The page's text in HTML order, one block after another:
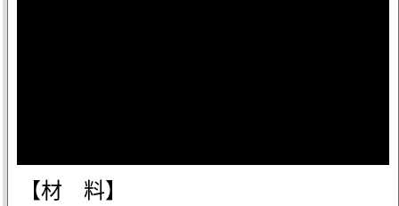
【材 料】